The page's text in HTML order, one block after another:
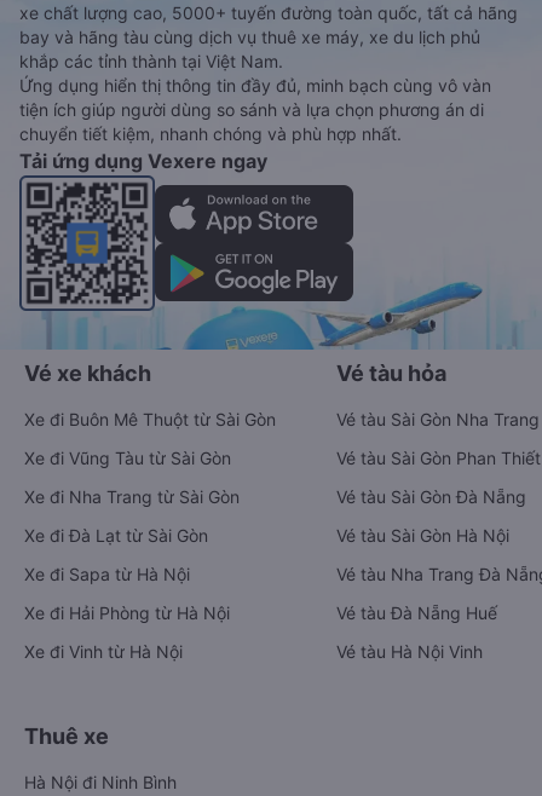
xe chất lượng cao, 5000+ tuyến đường toàn quốc, tất cả hãng
bay và hãng tàu cùng dịch vụ thuê xe máy, xe du lịch phủ
khắp các tỉnh thành tại Việt Nam.
Ứng dụng hiển thị thông tin đầy đủ, minh bạch cùng vô vàn
tiện ích giúp người dùng so sánh và lựa chọn phương án di
chuyển tiết kiệm, nhanh chóng và phù hợp nhất.
Tải ứng dụng Vexere ngay
Vé xe khách
Xe đi Buôn Mê Thuột từ Sài Gòn
Xe đi Vũng Tàu từ Sài Gòn
Xe đi Nha Trang từ Sài Gòn
Xe đi Đà Lạt từ Sài Gòn
Xe đi Sapa từ Hà Nội
Xe đi Hải Phòng từ Hà Nội
Xe đi Vinh từ Hà Nội
Vé tàu hỏa
Vé tàu Sài Gòn Nha Trang
Vé tàu Sài Gòn Phan Thiết
Vé tàu Sài Gòn Đà Nẵng
Vé tàu Sài Gòn Hà Nội
Vé tàu Nha Trang Đà
Vé tàu Đà Nẵng Huế
Vé tàu Hà Nội Vinh
Thuê xe
Hà Nội đi Ninh Bình